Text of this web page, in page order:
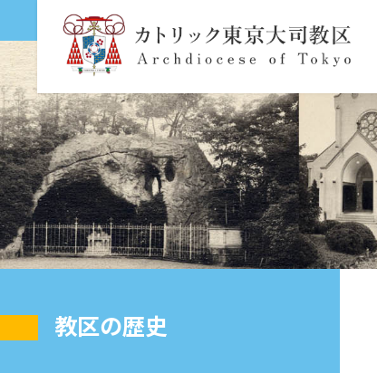
教区の歴史